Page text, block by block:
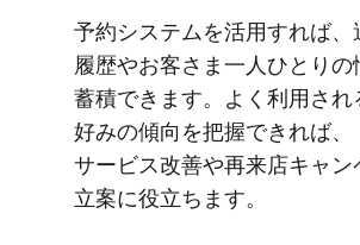
予約システムを​活用すれば、​
履歴や​お客さま一人​ひとりの​
蓄積できます。​よく​利用され
好みの​傾向を​把握できれば、​
サービス改善や​再来店キャン
立案に​役立ちます。